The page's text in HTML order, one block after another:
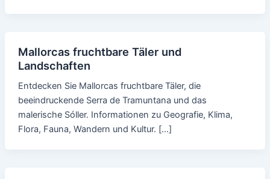
Mallorcas fruchtbare Täler und
Landschaften
Entdecken Sie Mallorcas fruchtbare Täler, die
beeindruckende Serra de Tramuntana und das
malerische Sóller. Informationen zu Geografie, Klima,
Flora, Fauna, Wandern und Kultur. […]